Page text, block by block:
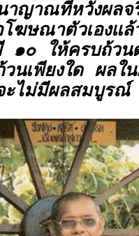
าญาณที่หวังผลจ
โฆษณาตัวเองแ
๑๐ ให้ครบถ้วน
นเพียงใด ผลใน
ไม่มีผลสมบูรณ์